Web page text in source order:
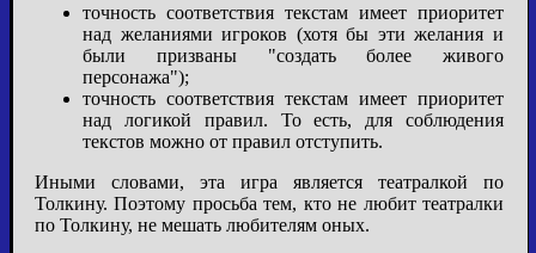
точность соответствия текстам имеет приоритет
над желаниями игроков (хотя бы эти желания и
были призваны "создать более живого
персонажа");
точность соответствия текстам имеет приоритет
над логикой правил. То есть, для соблюдения
текстов можно от правил отступить.
Иными словами, эта игра является театралкой по
Толкину. Поэтому просьба тем, кто не любит театралки
по Толкину, не мешать любителям оных.